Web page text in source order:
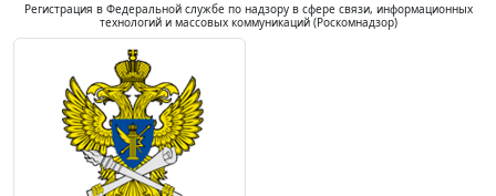
Регистрация в Федеральной службе по надзору в сфере связи, информационных
технологий и массовых коммуникаций (Роскомнадзор)